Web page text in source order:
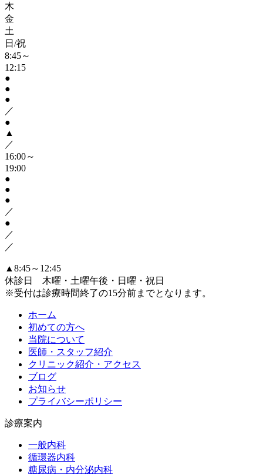
木
金
土
日/祝
8:45～
12:15
●
●
●
／
●
▲
／
16:00～
19:00
●
●
●
／
●
／
／
▲ 8:45～12:45
休診日 木曜・土曜午後・日曜・祝日
※受付は診療時間終了の15分前までとなります。
ホーム
初めての方へ
当院について
医師・スタッフ紹介
クリニック紹介・アクセス
ブログ
お知らせ
プライバシーポリシー
診療案内
一般内科
循環器内科
糖尿病・内分泌内科